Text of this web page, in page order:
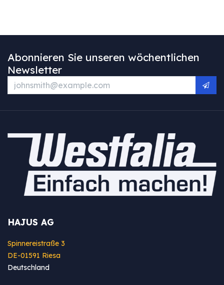
Abonnieren Sie unseren wöchentlichen
Newsletter
HAJUS AG
Spinnereistraße 3
DE-01591 Riesa
Deutschland